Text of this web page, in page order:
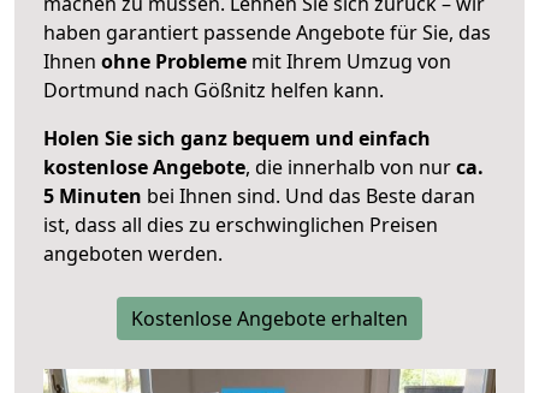
haben garantiert passende Angebote für Sie, das
Ihnen ohne Probleme mit Ihrem Umzug von
Dortmund nach Gößnitz helfen kann.
Holen Sie sich ganz bequem und einfach
kostenlose Angebote, die innerhalb von nurca.
5 Minuten bei Ihnen sind. Und das Beste daran
ist, dass all dies zu erschwinglichen Preisen
angeboten werden.
Kostenlose Angebote erhalten